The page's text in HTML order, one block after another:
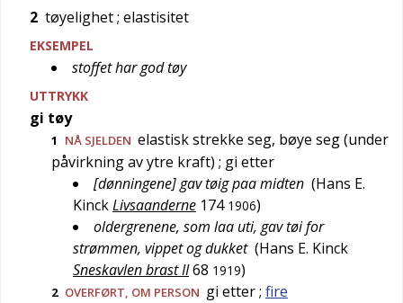
2 tøyelighet; elastisitet
EKSEMPEL
stoffet har god tøy
UTTRYKK
gi tøy
1 NÅ SJELDEN elastisk strekke seg, bøye seg (under
påvirkning av ytre kraft) ; gi etter
[dønningene] gav tøig paa midten (Hans E.
KinckLivsaanderne 174 1906)
oldergrenene, som laa uti, gav tøi for
strømmen, vippet og dukket (Hans E. Kinck
Sneskavlen brast II68 1919)
2 OVERFØRT, OM PERSON gi etter; fire